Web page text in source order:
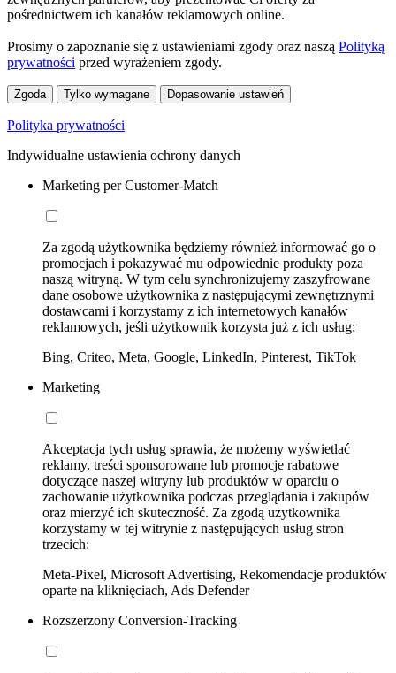
pośrednictwem ich kanałów reklamowych online.
Prosimy o zapoznanie się z ustawieniami zgody oraz naszą Polityką
prywatności przed wyrażeniem zgody.
Zgoda Tylko wymagane Dopasowanie ustawień
Polityka prywatności
Indywidualne ustawienia ochrony danych
Marketing per Customer-Match
Za zgodą użytkownika będziemy również informować go o
promocjach i pokazywać mu odpowiednie produkty poza
naszą witryną. W tym celu synchronizujemy zaszyfrowane
dane osobowe użytkownika z następującymi zewnętrznymi
dostawcami i korzystamy z ich internetowych kanałów
reklamowych, jeśli użytkownik korzysta już z ich usług:
Bing, Criteo, Meta, Google, LinkedIn, Pinterest, TikTok
Marketing
Akceptacja tych usług sprawia, że możemy wyświetlać
reklamy, treści sponsorowane lub promocje rabatowe
dotyczące naszej witryny lub produktów w oparciu o
zachowanie użytkownika podczas przeglądania i zakupów
oraz mierzyć ich skuteczność. Za zgodą użytkownika
korzystamy w tej witrynie z następujących usług stron
trzecich:
Meta-Pixel, Microsoft Advertising, Rekomendacje produktów
oparte na kliknięciach, Ads Defender
Rozszerzony Conversion-Tracking